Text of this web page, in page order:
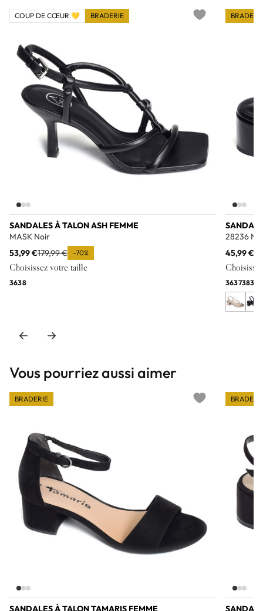
SANDALES À TALON ASH FEMME
MASK Noir
53,99 €179,99 € -70%
Choisissez votre taille
3638
COUP DE CŒUR 💛 BRADERIE
28236
45,99 €
36373839
Vous pourriez aussi aimer
SANDALES À TALON TAMARIS FEMME
BRADERIE